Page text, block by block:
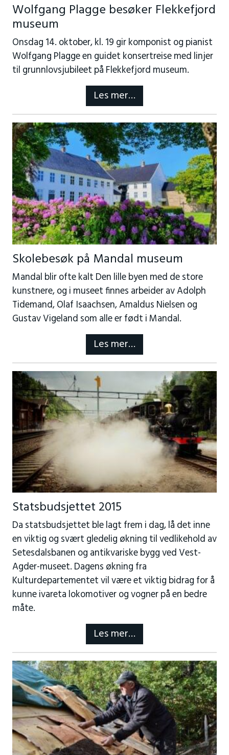
Wolfgang Plagge besøker Flekkefjord
museum
Onsdag 14. oktober, kl. 19 gir komponist og pianist
Wolfgang Plagge en guidet konsertreise med linjer
til grunnlovsjubileet på Flekkefjord museum.
Les mer…
Skolebesøk på Mandal museum
Mandal blir ofte kalt Den lille byen med de store
kunstnere, og i museet finnes arbeider av Adolph
Tidemand, Olaf Isaachsen, Amaldus Nielsen og
Gustav Vigeland som alle er født i Mandal.
Les mer…
Statsbudsjettet 2015
Da statsbudsjettet ble lagt frem i dag, lå det inne
en viktig og svært gledelig økning til vedlikehold av
Setesdalsbanen og antikvariske bygg ved Vest-
Agder-museet. Dagens økning fra
Kulturdepartementet vil være et viktig bidrag for å
kunne ivareta lokomotiver og vogner på en bedre
måte.
Les mer…